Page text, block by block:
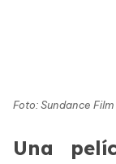
Foto: Sundance
Una